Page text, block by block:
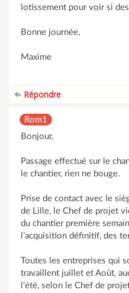
lotissement pour voir si
Bonne journée,
Maxime
Répondre
Rom1
Bonjour,
Passage effectué sur le
le chantier, rien ne bouge.
Prise de contact avec le
de Lille, le Chef de projet
du chantier première
l’acquisition définitif, des
Toutes les entreprises qui
travaillent juillet et Août,
l’été, selon le Chef de